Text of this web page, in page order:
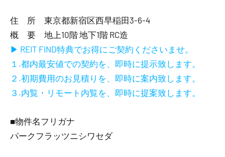
住 所 東京都新宿区西早稲田3-6-4
概 要 地上10階 地下1階 RC造
▶ REIT FIND特典でお得にご契約くださいませ。
１.都内最安値での契約を、即時に提示致します。
２.初期費用のお見積りを、即時に案内致します。
３.内覧・リモート内覧を、即時に提案致します。
■物件名フリガナ
パークフラッツニシワセダ